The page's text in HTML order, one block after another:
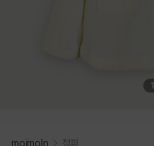
1
moimoln 점퍼